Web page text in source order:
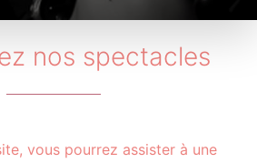
nos spectacles
vous pourrez assister à une